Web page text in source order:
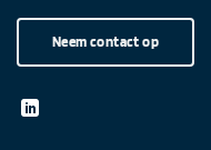
Neem contact op